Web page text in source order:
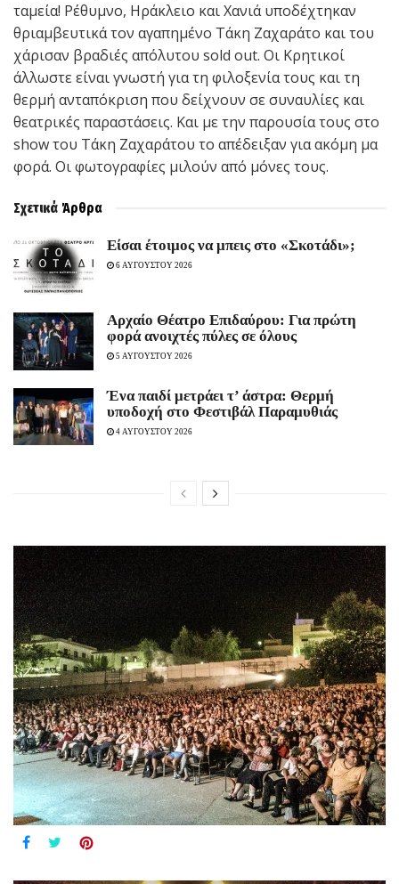
ταμεία! Ρέθυμνο, Ηράκλειο και Χανιά υποδέχτηκαν
θριαμβευτικά τον αγαπημένο Τάκη Ζαχαράτο και του
χάρισαν βραδιές απόλυτου sold out. Οι Κρητικοί
άλλωστε είναι γνωστή για τη φιλοξενία τους και τη
θερμή ανταπόκριση που δείχνουν σε συναυλίες και
θεατρικές παραστάσεις. Και με την παρουσία τους στο
show του Τάκη Ζαχαράτου το απέδειξαν για ακόμη μα
φορά. Οι φωτογραφίες μιλούν από μόνες τους.
Σχετικά Άρθρα
Είσαι έτοιμος να μπεις στο «Σκοτάδι»;
6 ΑΥΓΟΥΣΤΟΥ 2026
Αρχαίο Θέατρο Επιδαύρου: Για πρώτη
φορά ανοιχτές πύλες σε όλους
5 ΑΥΓΟΥΣΤΟΥ 2026
Ένα παιδί μετράει τ’ άστρα: Θερμή
υποδοχή στο Φεστιβάλ Παραμυθιάς
4 ΑΥΓΟΥΣΤΟΥ 2026